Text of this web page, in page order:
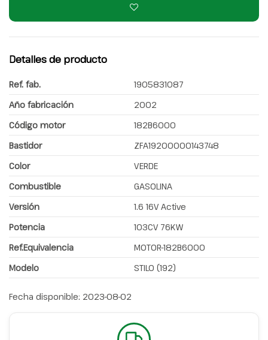
Detalles de producto
Ref. fab.
1905831087
Año fabricación
2002
Código motor
182B6000
Bastidor
ZFA19200000143748
Color
VERDE
Combustible
GASOLINA
Versión
1.6 16V Active
Potencia
103CV 76KW
Ref.Equivalencia
MOTOR-182B6000
Modelo
STILO (192)
Fecha disponible: 2023-08-02